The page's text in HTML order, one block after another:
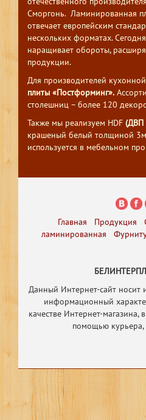
Сморгонь. Ламинированная
отвечает европейским
нескольких форматах.
наращивает обороты,
продукции.
Для производителей
плиты «Постформинг».
столешниц – более 120
Также мы реализуем HDF (ДВП
крашеный белый толщиной
используется в мебельном
Главная Продукция
ламинированная
Данный Интернет-сайт носит
информационный
качестве Интернет-магазина,
помощью курьера,